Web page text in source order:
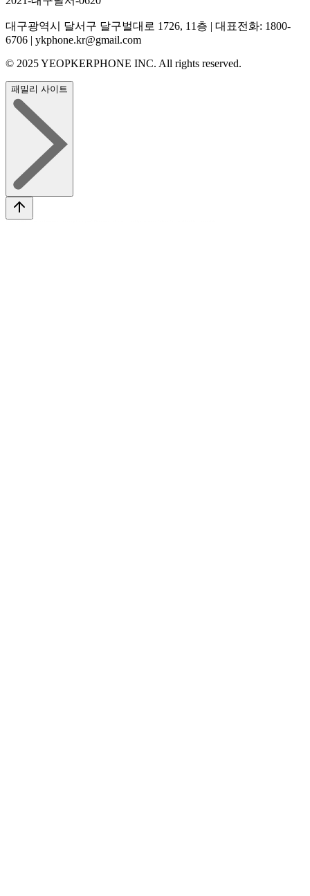
대구광역시 달서구 달구벌대로 1726, 11층 | 대표전화: 1800-
6706 | ykphone.kr@gmail.com
© 2025 YEOPKERPHONE INC. All rights reserved.
패밀리 사이트